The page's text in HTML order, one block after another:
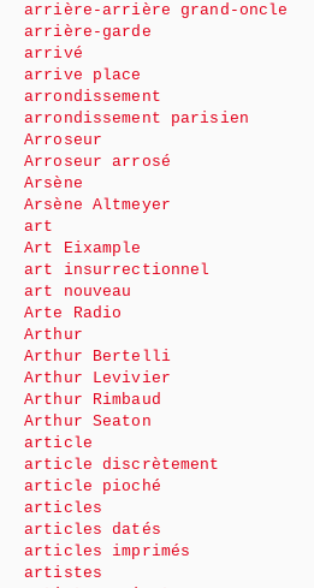
arrière-arrière grand-oncle
arrière-garde
arrivé
arrive place
arrondissement
arrondissement parisien
Arroseur
Arroseur arrosé
Arsène
Arsène Altmeyer
art
Art Eixample
art insurrectionnel
art nouveau
Arte Radio
Arthur
Arthur Bertelli
Arthur Levivier
Arthur Rimbaud
Arthur Seaton
article
article discrètement
article pioché
articles
articles datés
articles imprimés
artistes